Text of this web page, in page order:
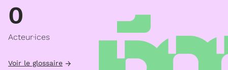
0
Acteur·ices
Voir le glossaire